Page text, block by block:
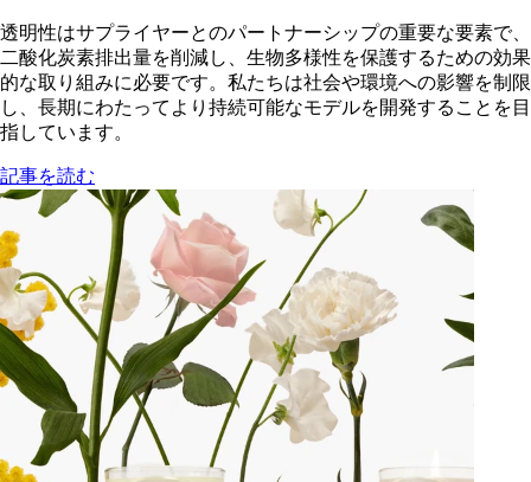
透明性はサプライヤーとのパートナーシップの重要な要素で、
二酸化炭素排出量を削減し、生物多様性を保護するための効果
的な取り組みに必要です。私たちは社会や環境への影響を制限
し、長期にわたってより持続可能なモデルを開発することを目
指しています。
記事を読む